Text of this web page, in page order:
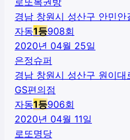
경남 창원시 성산구 안민
자동1등908회
2020년 04월 25일
은정슈퍼
경남 창원시 성산구 원이
GS편의점
자동1등906회
2020년 04월 11일
로또명당